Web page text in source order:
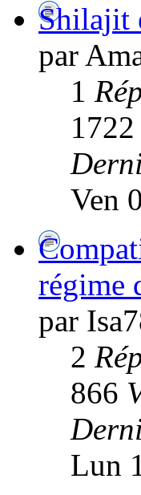
Shilajit
par
1
1722
Ven
régime
par
2
866
Lun